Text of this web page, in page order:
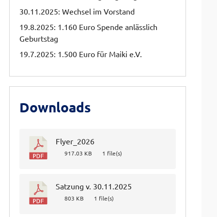
30.11.2025: Wechsel im Vorstand
19.8.2025: 1.160 Euro Spende anlässlich
Geburtstag
19.7.2025: 1.500 Euro für Maiki e.V.
Downloads
Flyer_2026
917.03 KB 1 file(s)
Satzung v. 30.11.2025
803 KB 1 file(s)